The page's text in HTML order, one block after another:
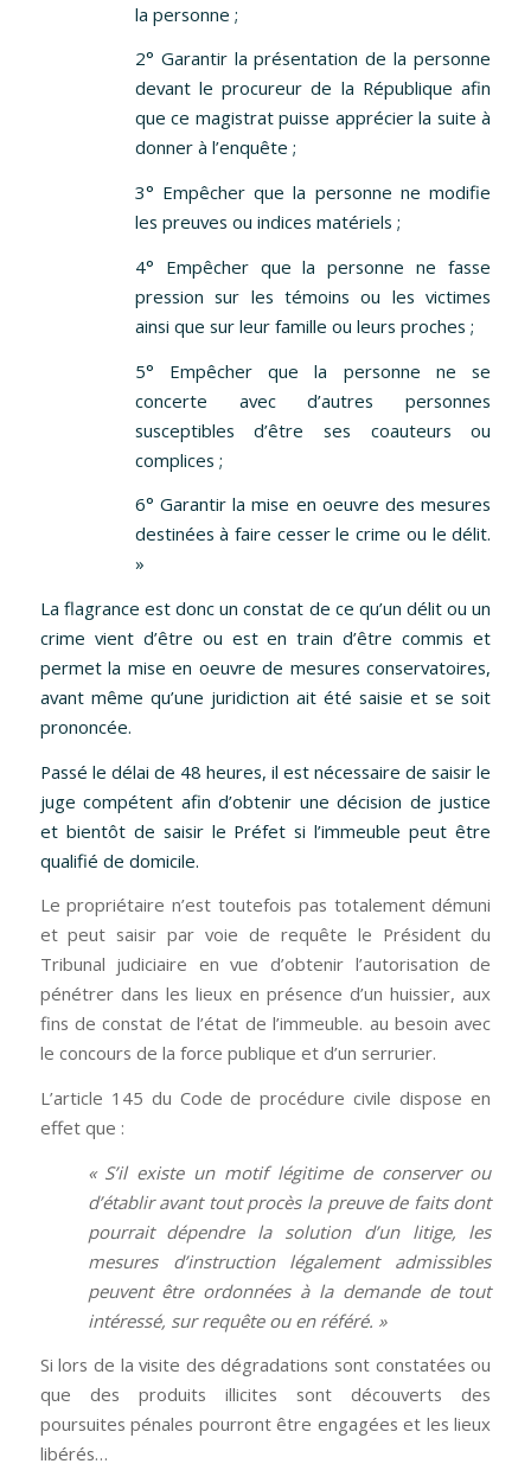
la personne ;
2° Garantir la présentation de la personne
devant le procureur de la République afin
que ce magistrat puisse apprécier la suite à
donner à l’enquête ;
3° Empêcher que la personne ne modifie
les preuves ou indices matériels ;
4° Empêcher que la personne ne fasse
pression sur les témoins ou les victimes
ainsi que sur leur famille ou leurs proches ;
5° Empêcher que la personne ne se
concerte avec d’autres personnes
susceptibles d’être ses coauteurs ou
complices ;
6° Garantir la mise en oeuvre des mesures
destinées à faire cesser le crime ou le délit.
»
La flagrance est donc un constat de ce qu’un délit ou un
crime vient d’être ou est en train d’être commis et
permet la mise en oeuvre de mesures conservatoires,
avant même qu’une juridiction ait été saisie et se soit
prononcée.
Passé le délai de 48 heures, il est nécessaire de saisir le
juge compétent afin d’obtenir une décision de justice
et bientôt de saisir le Préfet si l’immeuble peut être
qualifié de domicile.
Le propriétaire n’est toutefois pas totalement démuni
et peut saisir par voie de requête le Président du
Tribunal judiciaire en vue d’obtenir l’autorisation de
pénétrer dans les lieux en présence d’un huissier, aux
fins de constat de l’état de l’immeuble. au besoin avec
le concours de la force publique et d’un serrurier.
L’article 145 du Code de procédure civile dispose en
effet que :
« S’il existe un motif légitime de conserver ou
d’établir avant tout procès la preuve de faits dont
pourrait dépendre la solution d’un litige, les
mesures d’instruction légalement admissibles
peuvent être ordonnées à la demande de tout
intéressé, sur requête ou en référé. »
Si lors de la visite des dégradations sont constatées ou
que des produits illicites sont découverts des
poursuites pénales pourront être engagées et les lieux
libérés…